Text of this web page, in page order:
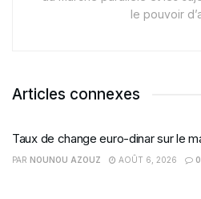
le pouvoir
Articles connexes
Taux de change euro-dinar sur le
PAR NOUNOU AZOUZ AOÛT 6, 2026 0